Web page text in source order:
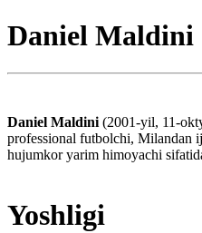
Daniel Maldini
Daniel Maldini (2001-yil, 11-
professional futbolchi, Milandan
hujumkor yarim himoyachi
Yoshligi